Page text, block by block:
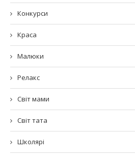
Конкурси
Краса
Малюки
Релакс
Світ мами
Світ тата
Школярі